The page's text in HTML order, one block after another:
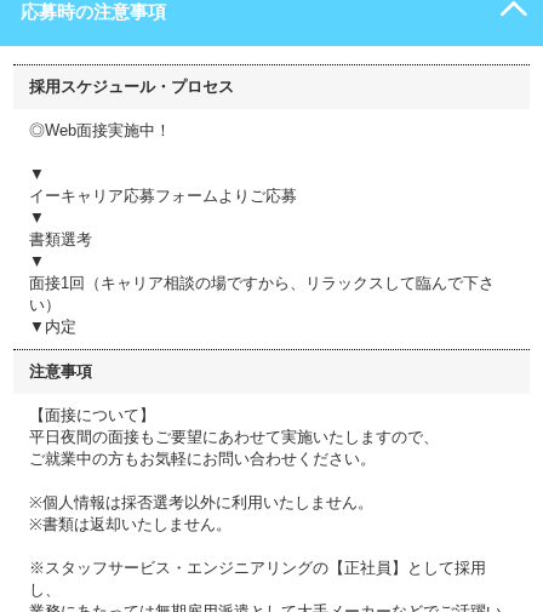
応募時の注意事項
採用スケジュール・プロセス
◎Web面接実施中！
▼
イーキャリア応募フォームよりご応募
▼
書類選考
▼
面接1回（キャリア相談の場ですから、リラックスして臨んで下さ
い）
▼内定
注意事項
【面接について】
平日夜間の面接もご要望にあわせて実施いたしますので、
ご就業中の方もお気軽にお問い合わせください。
※個人情報は採否選考以外に利用いたしません。
※書類は返却いたしません。
※スタッフサービス・エンジニアリングの【正社員】として採用
し、